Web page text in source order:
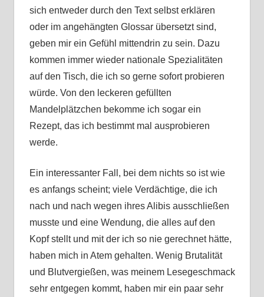
sich entweder durch den Text selbst erklären
oder im angehängten Glossar übersetzt sind,
geben mir ein Gefühl mittendrin zu sein. Dazu
kommen immer wieder nationale Spezialitäten
auf den Tisch, die ich so gerne sofort probieren
würde. Von den leckeren gefüllten
Mandelplätzchen bekomme ich sogar ein
Rezept, das ich bestimmt mal ausprobieren
werde.
Ein interessanter Fall, bei dem nichts so ist wie
es anfangs scheint; viele Verdächtige, die ich
nach und nach wegen ihres Alibis ausschließen
musste und eine Wendung, die alles auf den
Kopf stellt und mit der ich so nie gerechnet hätte,
haben mich in Atem gehalten. Wenig Brutalität
und Blutvergießen, was meinem Lesegeschmack
sehr entgegen kommt, haben mir ein paar sehr